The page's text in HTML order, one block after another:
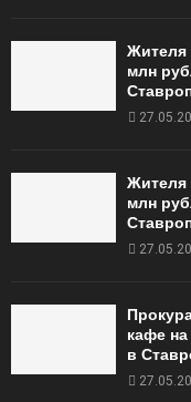
Жителя
млн
Жителя
млн
кафе
в